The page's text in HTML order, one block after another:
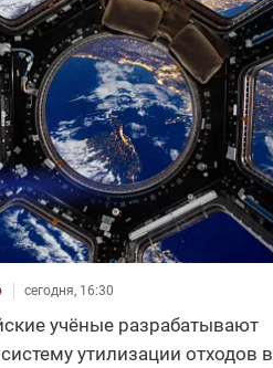
сегодня, 16:30
учёные разрабатывают
утилизации отходов в